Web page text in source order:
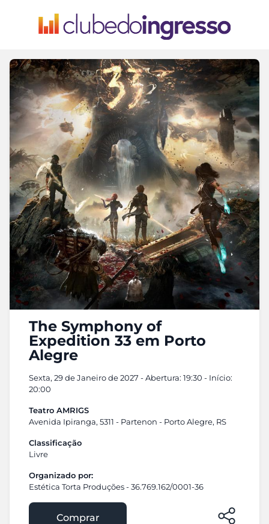
The Symphony of
Expedition 33 em Porto
Alegre
Sexta, 29 de Janeiro de 2027 - Abertura: 19:30 - Início:
20:00
Teatro AMRIGS
Avenida Ipiranga, 5311 - Partenon - Porto Alegre, RS
Classificação
Livre
Organizado por:
Estética Torta Produções - 36.769.162/0001-36
Comprar